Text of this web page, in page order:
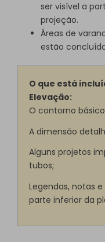
ser visível a
projeção.
Áreas de
estão
O que está
Elevação:
O contorno
A dimensão
Alguns projetos
tubos;
Legendas, notas
parte inferior da